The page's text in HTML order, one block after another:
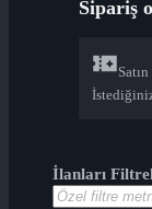
Sipariş
İlanları